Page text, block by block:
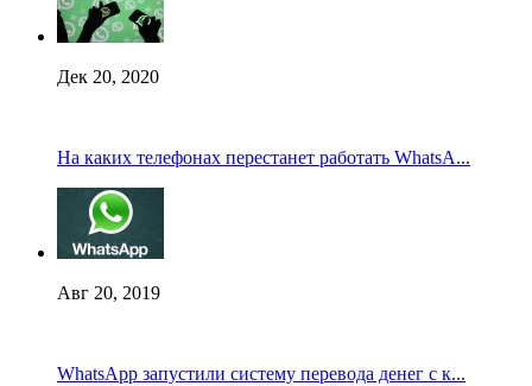
Дек 20, 2020
На каких телефонах перестанет работать WhatsA...
Авг 20, 2019
WhatsApp запустили систему перевода денег с к...